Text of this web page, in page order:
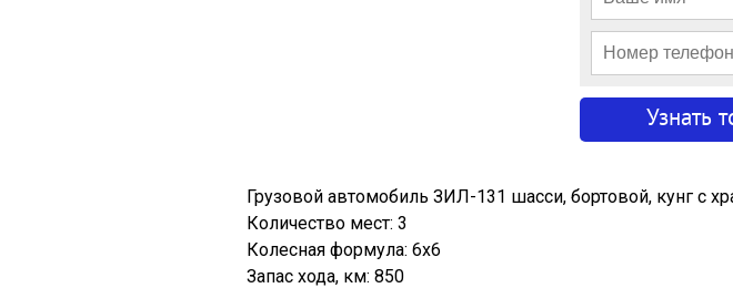
Грузовой автомобиль ЗИЛ-131 шасси, бортовой, кунг с
Количество мест: 3
Колесная формула: 6х6
Запас хода, км: 850